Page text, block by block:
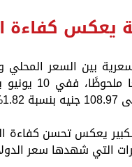
يعكس
بين السعر المحلي
يعكس تحسن كفاءة
التي شهدها سعر